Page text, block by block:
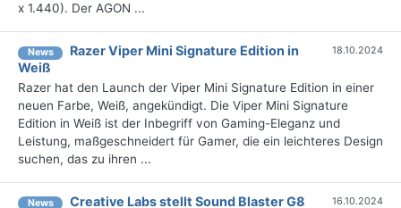
x 1.440). Der AGON ...
News
Razer Viper Mini Signature Edition in
Weiß
18.10.2024
Razer hat den Launch der Viper Mini Signature Edition in einer
neuen Farbe, Weiß, angekündigt. Die Viper Mini Signature
Edition in Weiß ist der Inbegriff von Gaming-Eleganz und
Leistung, maßgeschneidert für Gamer, die ein leichteres Design
suchen, das zu ihren ...
News
Creative Labs stellt Sound Blaster G8
16.10.2024